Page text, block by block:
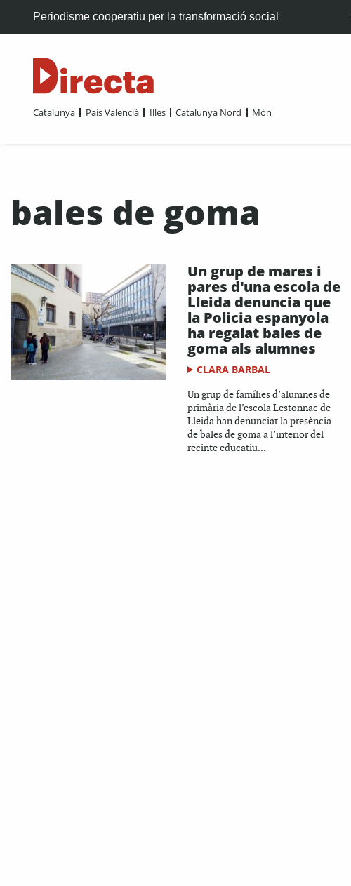
Periodisme cooperatiu per la transformació social
Catalunya País Valencià Illes Catalunya Nord Món
bales de goma
Un grup de mares i
pares d'una escola de
Lleida denuncia que
la Policia espanyola
ha regalat bales de
goma als alumnes
CLARA BARBAL
Un grup de famílies d’alumnes de
primària de l’escola Lestonnac de
Lleida han denunciat la presència
de bales de goma a l’interior del
recinte educatiu...